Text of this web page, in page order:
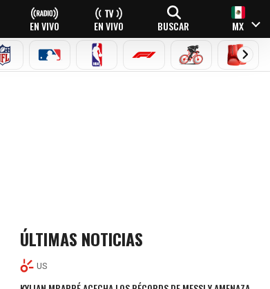
EN VIVO EN VIVO BUSCAR MX
NFL MLB NBA FÓRMULA 1CICLISMOBOXEO
ÚLTIMAS NOTICIAS
US